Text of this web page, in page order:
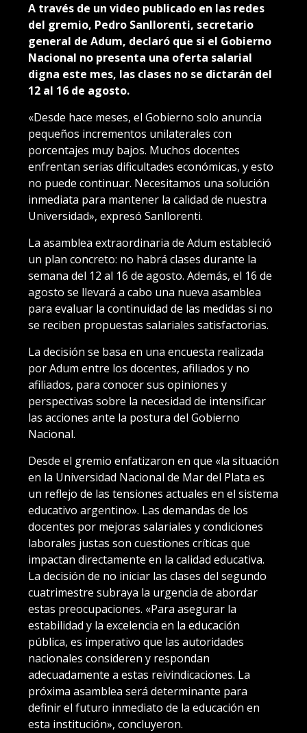
A través de un video publicado en las redes
del gremio, Pedro Sanllorenti, secretario
general de Adum, declaró que si el Gobierno
Nacional no presenta una oferta salarial
digna este mes, las clases no se dictarán del
12 al 16 de agosto.
«Desde hace meses, el Gobierno solo anuncia
pequeños incrementos unilaterales con
porcentajes muy bajos. Muchos docentes
enfrentan serias dificultades económicas, y esto
no puede continuar. Necesitamos una solución
inmediata para mantener la calidad de nuestra
Universidad», expresó Sanllorenti.
La asamblea extraordinaria de Adum estableció
un plan concreto: no habrá clases durante la
semana del 12 al 16 de agosto. Además, el 16 de
agosto se llevará a cabo una nueva asamblea
para evaluar la continuidad de las medidas si no
se reciben propuestas salariales satisfactorias.
La decisión se basa en una encuesta realizada
por Adum entre los docentes, afiliados y no
afiliados, para conocer sus opiniones y
perspectivas sobre la necesidad de intensificar
las acciones ante la postura del Gobierno
Nacional.
Desde el gremio enfatizaron en que «la situación
en la Universidad Nacional de Mar del Plata es
un reflejo de las tensiones actuales en el sistema
educativo argentino». Las demandas de los
docentes por mejoras salariales y condiciones
laborales justas son cuestiones críticas que
impactan directamente en la calidad educativa.
La decisión de no iniciar las clases del segundo
cuatrimestre subraya la urgencia de abordar
estas preocupaciones. «Para asegurar la
estabilidad y la excelencia en la educación
pública, es imperativo que las autoridades
nacionales consideren y respondan
adecuadamente a estas reivindicaciones. La
próxima asamblea será determinante para
definir el futuro inmediato de la educación en
esta institución», concluyeron.